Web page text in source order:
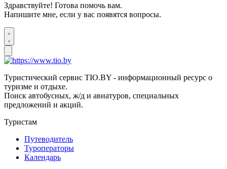
Здравствуйте! Готова помочь вам.
Напишите мне, если у вас появятся вопросы.
Туристический сервис TIO.BY - информационный ресурс о
туризме и отдыхе.
Поиск автобусных, ж/д и авиатуров, специальных
предложений и акций.
Туристам
Путеводитель
Туроператоры
Календарь